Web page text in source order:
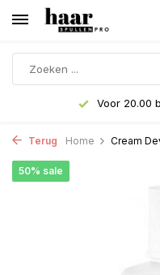
Voor 20.00
Terug Home Cream
50% sale